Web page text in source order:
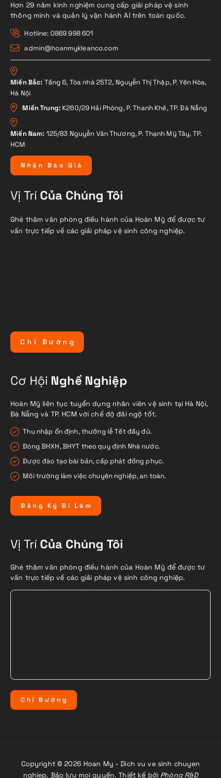
Hơn 29 năm kinh nghiệm cung cấp giải pháp vệ sinh
thông minh và quản lý vận hành AI trên toàn quốc.
Hotline: 0869 998 601
admin@hoanmykleanco.com
Miền Bắc: Tầng 6, Tòa nhà 25T2, Nguyễn Thị Thập, P. Yên Hòa,
Hà Nội
Miền Trung: K260/29 Hải Phòng, P. Thanh Khê, TP. Đà Nẵng
Miền Nam: 125/83 Nguyễn Văn Thương, P. Thạnh Mỹ Tây, TP.
HCM
N hậ n B á o G i á
Vị TríCủa Chúng Tôi
Ghé thăm văn phòng điều hành của Hoàn Mỹ để được tư
vấn trực tiếp về các giải pháp vệ sinh công nghiệp.
C h ỉ Đ ư ờ n g
Cơ Hội Nghề Nghiệp
Hoàn Mỹ liên tục tuyển dụng nhân viên vệ sinh tại Hà Nội,
Đà Nẵng và TP. HCM với chế độ đãi ngộ tốt.
Thu nhập ổn định, thưởng lễ Tết đầy đủ.
Đóng BHXH, BHYT theo quy định Nhà nước.
Được đào tạo bài bản, cấp phát đồng phục.
Môi trường làm việc chuyên nghiệp, an toàn.
Đ ă n g Ký Đ i L à m
Vị TríCủa Chúng Tôi
Ghé thăm văn phòng điều hành của Hoàn Mỹ để được tư
vấn trực tiếp về các giải pháp vệ sinh công nghiệp.
C hỉ Đ ườ ng
Copyright © 2026 Hoan My - Dich vu ve sinh chuyen
nghiep. Bảo lưu mọi quyền. Thiết kế bởi Phòng R&D